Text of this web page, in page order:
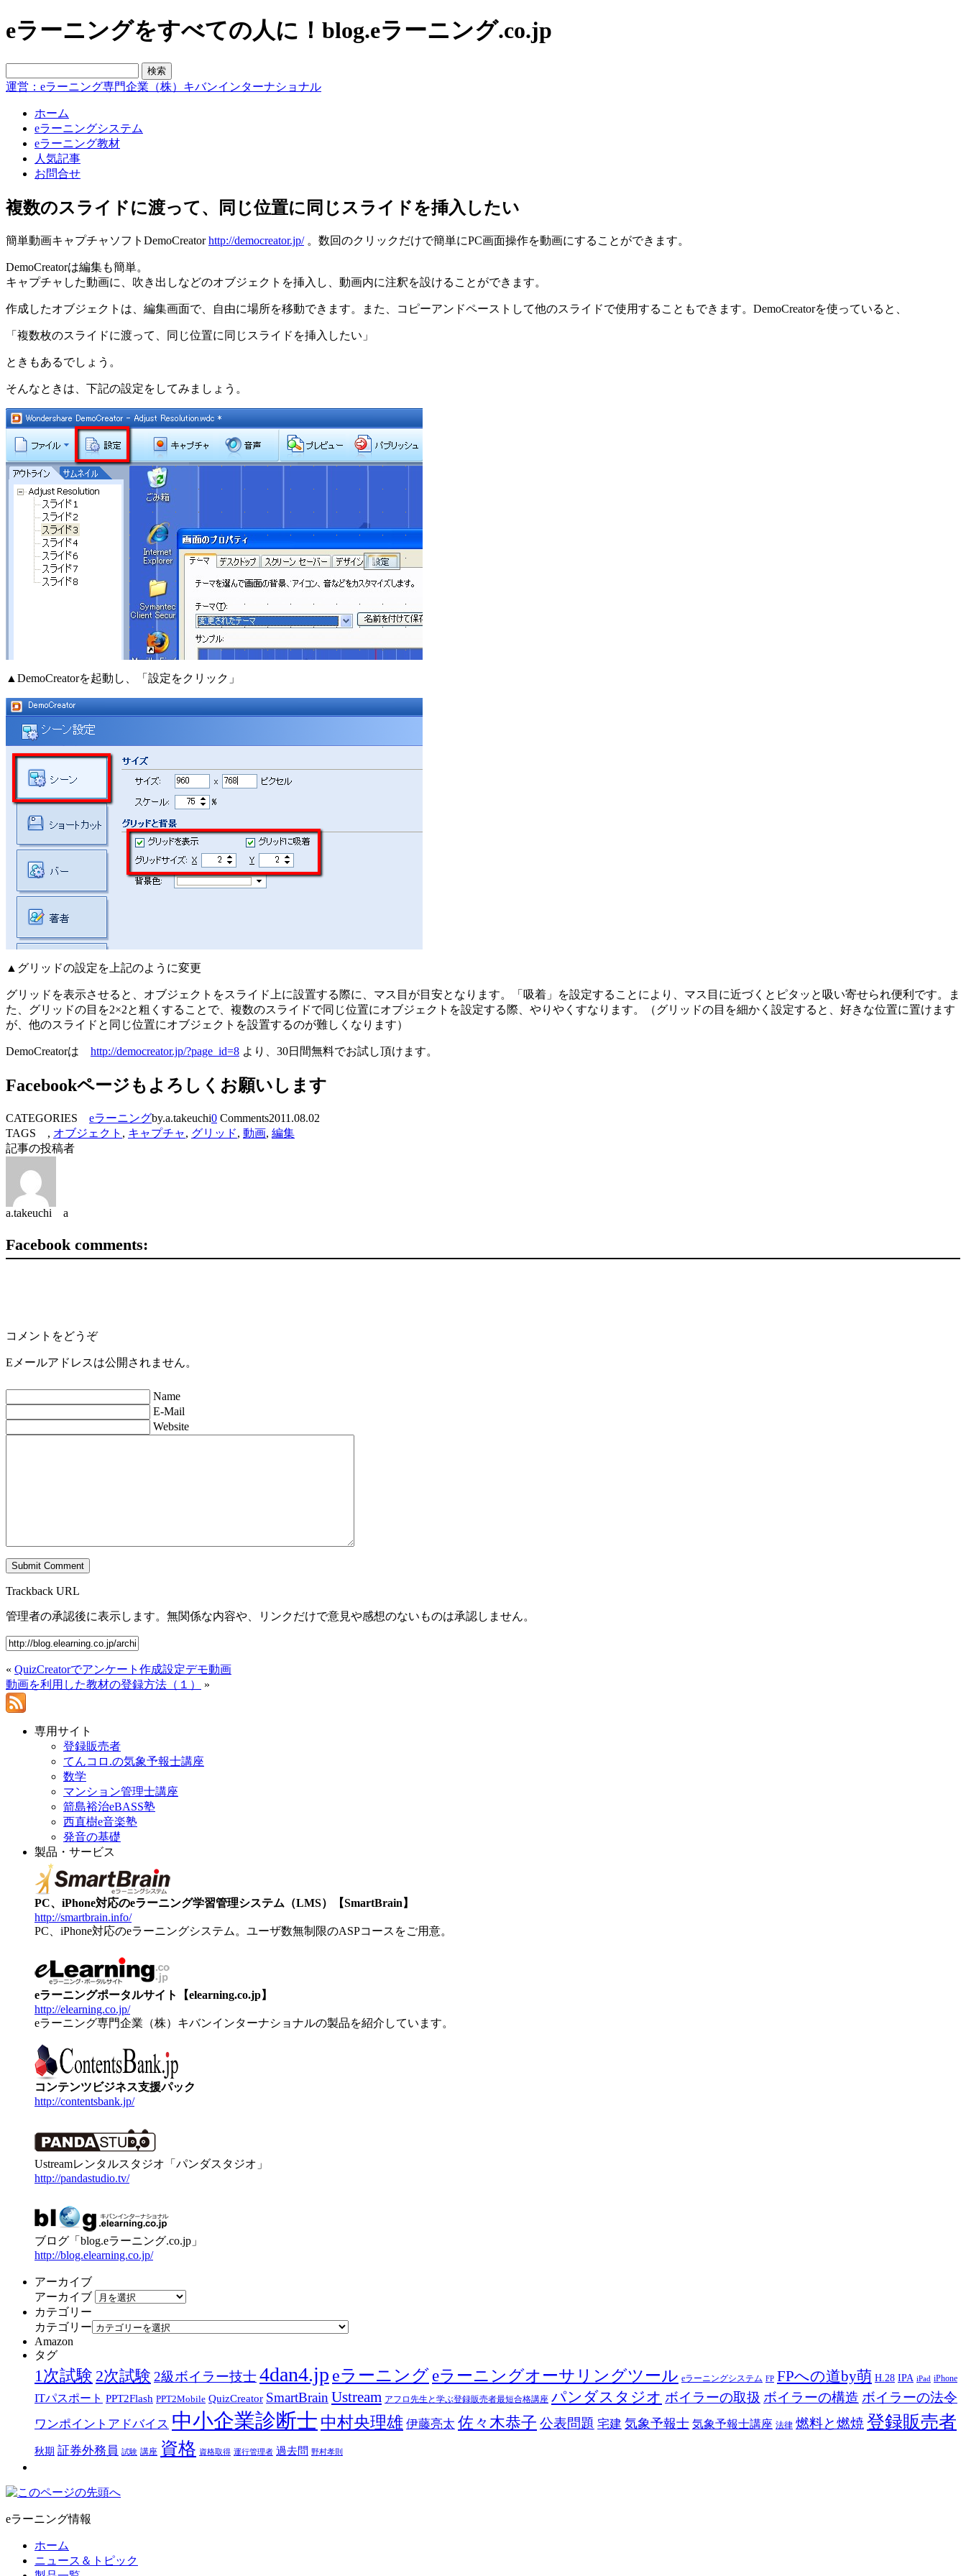
eラーニングをすべての人に！blog.eラーニング.co.jp
運営：eラーニング専門企業（株）キバンインターナショナル
ホーム
eラーニングシステム
eラーニング教材
人気記事
お問合せ
複数のスライドに渡って、同じ位置に同じスライドを挿入したい
簡単動画キャプチャソフトDemoCreatorhttp://democreator.jp/。数回のクリックだけで簡単にPC画面操作を動画にすることができます。
DemoCreatorは編集も簡単。
キャプチャした動画に、吹き出しなどのオブジェクトを挿入し、動画内に注釈を設けることができます。
作成したオブジェクトは、編集画面で、自由に場所を移動できます。また、コピーアンドペーストして他のスライドで使用することもできます。DemoCreatorを使っていると、
「複数枚のスライドに渡って、同じ位置に同じスライドを挿入したい」
ときもあるでしょう。
そんなときは、下記の設定をしてみましょう。
▲DemoCreatorを起動し、「設定をクリック」
▲グリッドの設定を上記のように変更
グリッドを表示させると、オブジェクトをスライド上に設置する際に、マス目が目安となります。「吸着」を設定することにより、マス目に近づくとピタッと吸い寄せられ便利です。ま
た、グリッドの目を2×2と粗くすることで、複数のスライドで同じ位置にオブジェクトを設定する際、やりやくすなります。（グリッドの目を細かく設定すると、好きな位置に置けます
が、他のスライドと同じ位置にオブジェクトを設置するのが難しくなります）
DemoCreatorは http://democreator.jp/?page_id=8 より、30日間無料でお試し頂けます。
Facebookページもよろしくお願いします
CATEGORIES eラーニングby.a.takeuchi0 Comments2011.08.02
TAGS , オブジェクト , キャプチャ, グリッド, 動画, 編集
記事の投稿者
a.takeuchi a
Facebook comments:
コメントをどうぞ
Eメールアドレスは公開されません。
Name
E-Mail
Website
Trackback URL
管理者の承認後に表示します。無関係な内容や、リンクだけで意見や感想のないものは承認しません。
« QuizCreatorでアンケート作成設定デモ動画
動画を利用した教材の登録方法（１）
»
専用サイト
登録販売者
てんコロ.の気象予報士講座
数学
マンション管理士講座
箭島裕治eBASS塾
西直樹e音楽塾
発音の基礎
製品・サービス
PC、iPhone対応のeラーニング学習管理システム（LMS）【SmartBrain】
http://smartbrain.info/
PC、iPhone対応のeラーニングシステム。ユーザ数無制限のASPコースをご用意。
eラーニングポータルサイト【elearning.co.jp】
http://elearning.co.jp/
eラーニング専門企業（株）キバンインターナショナルの製品を紹介しています。
コンテンツビジネス支援パック
http://contentsbank.jp/
Ustreamレンタルスタジオ「パンダスタジオ」
http://pandastudio.tv/
ブログ「blog.eラーニング.co.jp」
http://blog.elearning.co.jp/
アーカイブ
アーカイブ
カテゴリー
カテゴリー
Amazon
タグ
1次試験 2次試験 2級ボイラー技士4dan4.jp eラーニング eラーニングオーサリングツール eラーニングシステム FP FPへの道by萌 H.28 IPA iPad iPhone
ITパスポート PPT2Flash PPT2Mobile QuizCreator SmartBrain Ustream アフロ先生と学ぶ登録販売者最短合格講座 パンダスタジオ ボイラーの取扱 ボイラーの構造 ボイラーの法令
ワンポイントアドバイス 中小企業診断士 中村央理雄 伊藤亮太 佐々木恭子 公表問題 宅建 気象予報士 気象予報士講座 法律 燃料と燃焼 登録販売者
秋期 証券外務員 試験 講座 資格 資格取得 運行管理者 過去問 野村孝則
eラーニング情報
ホーム
ニュース＆トピック